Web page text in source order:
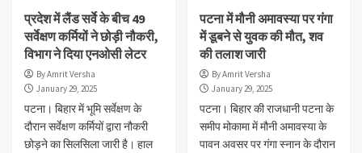
प्रदेश में लैंड सर्वे के बीच 49
सर्वेक्षण कर्मियों ने छोड़ी नौकरी,
विभाग ने दिया एनओसी लेटर
By Amrit Versha
January 29, 2025
पटना। बिहार में भूमि सर्वेक्षण के
दौरान सर्वेक्षण कर्मियों द्वारा नौकरी
छोड़ने का सिलसिला जारी है। हाल
पटना में मौनी अमावस्या पर गंगा
में डूबने से युवक की मौत, शव
की तलाश जारी
By Amrit Versha
January 29, 2025
पटना। बिहार की राजधानी पटना के
समीप मोकामा में मौनी अमावस्या के
पावन अवसर पर गंगा स्नान के दौरान